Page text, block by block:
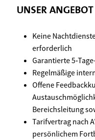
UNSER ANGEBOT
Keine
erforderlich
Garantierte
Regelmäßige
Offene
Bereichsleitung
Tarifvertrag nach
persönlichem